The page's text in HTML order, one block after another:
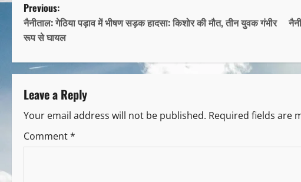
Previous:
नैनीताल: गेठिया पड़ाव में भीषण सड़क हादसा: किशोर की मौत, तीन युवक गंभीर
रूप से घायल
Leave a Reply
Your email address will not be published. Required fields are
Comment*